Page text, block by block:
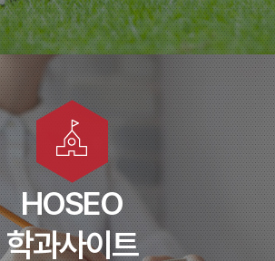
HOSEO
학과사이트
학부(과) 홈페이지